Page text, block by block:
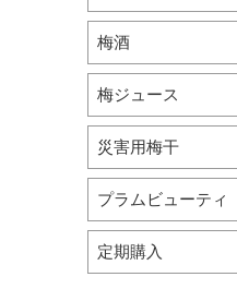
梅酒
梅ジュース
災害用梅干
プラムビューティ
定期購入